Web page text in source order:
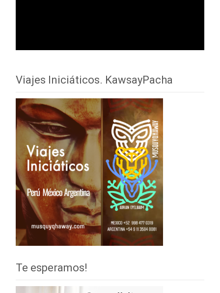
Viajes Iniciáticos. KawsayPacha
Te esperamos!